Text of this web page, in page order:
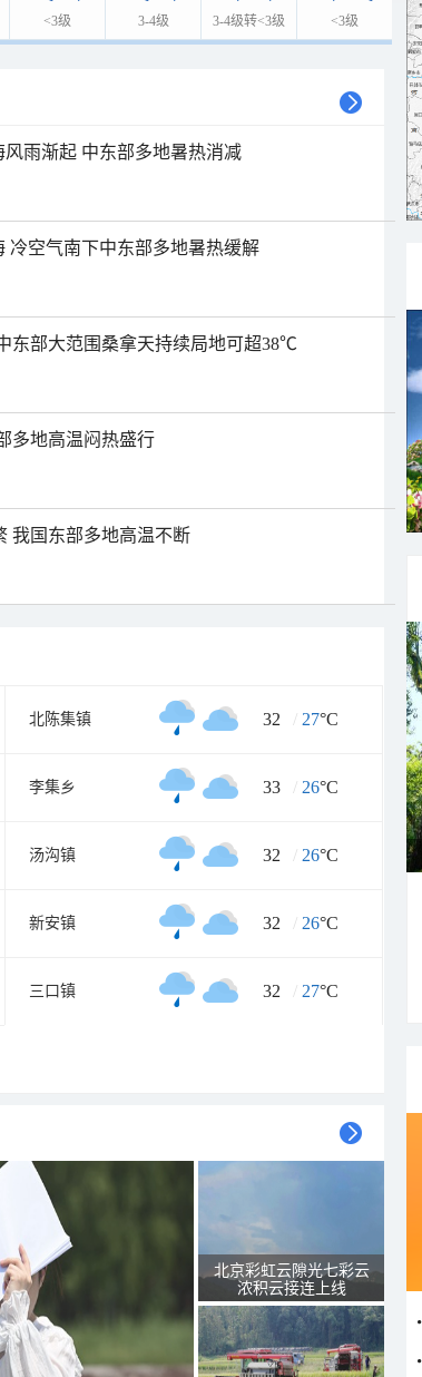
<3级 3-4级 3-4级转<3级 <3级
风雨渐起 中东部多地暑热消减
冷空气南下中东部多地暑热缓解
东部大范围桑拿天持续局地可超38℃
多地高温闷热盛行
我国东部多地高温不断
北陈集镇 32 / 27°C
李集乡 33 / 26°C
汤沟镇 32 / 26°C
新安镇 32 / 26°C
三口镇 32 / 27°C
北京彩虹云隙光七彩云
浓积云接连上线